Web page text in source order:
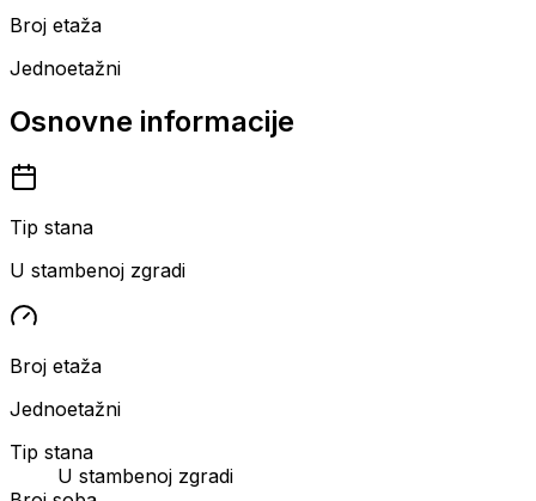
Broj etaža
Jednoetažni
Osnovne informacije
Tip stana
U stambenoj zgradi
Broj etaža
Jednoetažni
Tip stana
U stambenoj zgradi